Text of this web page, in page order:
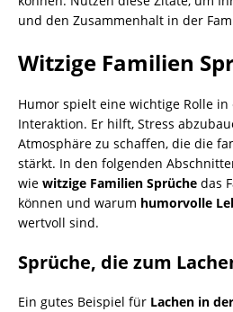
und den Zusammenhalt in der
Witzige Familien
Humor spielt eine wichtige Rolle
Interaktion. Er hilft, Stress
Atmosphäre zu schaffen, die die
stärkt. In den folgenden
wie witzige Familien Sprüche das
können und warum humorvolle
wertvoll sind.
Sprüche, die zum
Ein gutes Beispiel für Lachen in